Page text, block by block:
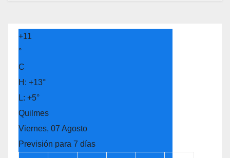
+11
°
C
H: +13°
L: +5°
Quilmes
Viernes, 07 Agosto
Previsión para 7 días